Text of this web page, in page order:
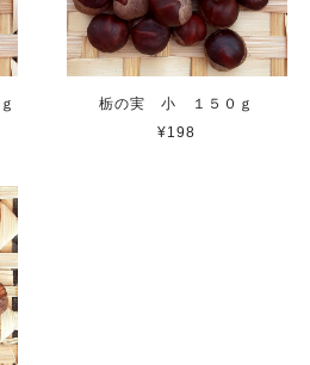
栃の実 小 １５０ｇ
¥198